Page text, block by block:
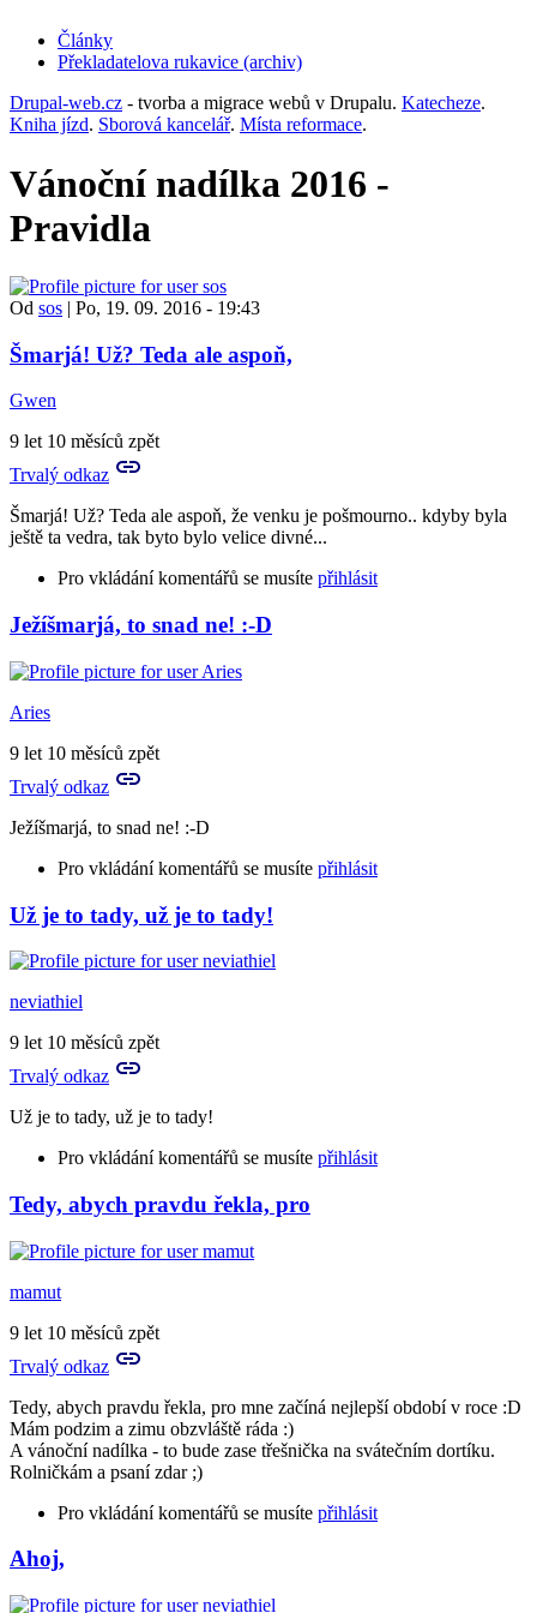
Články
Překladatelova rukavice (archiv)
new
tab)
Drupal-web.cz - tvorba a migrace webů v Drupalu. Katecheze.
Kniha jízd. Sborová kancelář. Místa reformace.
Vánoční nadílka 2016 -
Pravidla
Od sos | Po, 19. 09. 2016 - 19:43
Šmarjá! Už? Teda ale aspoň,
Gwen
9 let 10 měsíců zpět
Trvalý odkaz
Šmarjá! Už? Teda ale aspoň, že venku je pošmourno.. kdyby byla
ještě ta vedra, tak byto bylo velice divné...
Pro vkládání komentářů se musíte přihlásit
Ježíšmarjá, to snad ne! :-D
Aries
9 let 10 měsíců zpět
Trvalý odkaz
Ježíšmarjá, to snad ne! :-D
Pro vkládání komentářů se musíte přihlásit
Už je to tady, už je to tady!
neviathiel
9 let 10 měsíců zpět
Trvalý odkaz
Už je to tady, už je to tady!
Pro vkládání komentářů se musíte přihlásit
Tedy, abych pravdu řekla, pro
mamut
9 let 10 měsíců zpět
Trvalý odkaz
Tedy, abych pravdu řekla, pro mne začíná nejlepší období v roce :D
Mám podzim a zimu obzvláště ráda :)
A vánoční nadílka - to bude zase třešnička na svátečním dortíku.
Rolničkám a psaní zdar ;)
Pro vkládání komentářů se musíte přihlásit
Ahoj,